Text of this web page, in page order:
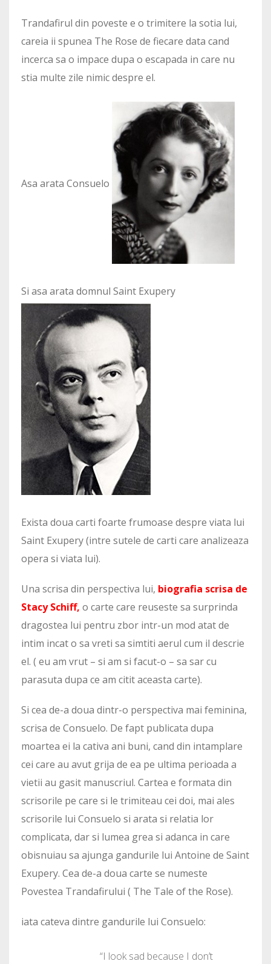
Trandafirul din poveste e o trimitere la sotia lui,
careia ii spunea The Rose de fiecare data cand
incerca sa o impace dupa o escapada in care nu
stia multe zile nimic despre el.
Asa arata Consuelo
Si asa arata domnul Saint Exupery
Exista doua carti foarte frumoase despre viata lui
Saint Exupery (intre sutele de carti care analizeaza
opera si viata lui).
Una scrisa din perspectiva lui, biografia scrisa de
Stacy Schiff, o carte care reuseste sa surprinda
dragostea lui pentru zbor intr-un mod atat de
intim incat o sa vreti sa simtiti aerul cum il descrie
el. ( eu am vrut – si am si facut-o – sa sar cu
parasuta dupa ce am citit aceasta carte).
Si cea de-a doua dintr-o perspectiva mai feminina,
scrisa de Consuelo. De fapt publicata dupa
moartea ei la cativa ani buni, cand din intamplare
cei care au avut grija de ea pe ultima perioada a
vietii au gasit manuscriul. Cartea e formata din
scrisorile pe care si le trimiteau cei doi, mai ales
scrisorile lui Consuelo si arata si relatia lor
complicata, dar si lumea grea si adanca in care
obisnuiau sa ajunga gandurile lui Antoine de Saint
Exupery. Cea de-a doua carte se numeste
Povestea Trandafirului ( The Tale of the Rose).
iata cateva dintre gandurile lui Consuelo:
“I look sad because I don’t